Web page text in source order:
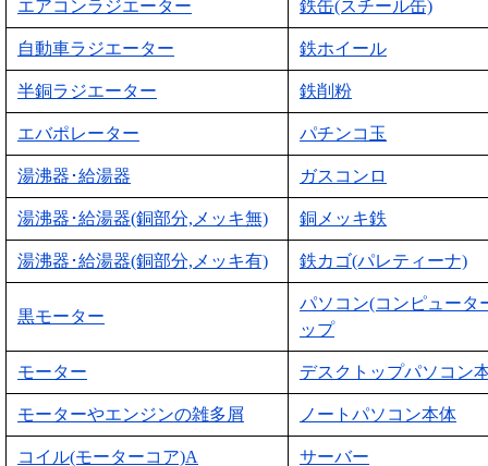
エアコンラジエーター 鉄缶(スチール缶)
自動車ラジエーター 鉄ホイール
半銅ラジエーター 鉄削粉
エバポレーター パチンコ玉
湯沸器･給湯器 ガスコンロ
湯沸器･給湯器(銅部分,メッキ無) 銅メッキ鉄
湯沸器･給湯器(銅部分,メッキ有) 鉄カゴ(パレティーナ)
黒モーター
パソコン(コンピュータ
ップ
モーター デスクトップパソコン
モーターやエンジンの雑多屑 ノートパソコン本体
コイル(モーターコア)A サーバー